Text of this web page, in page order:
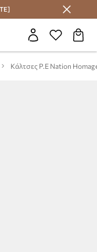
Κάλτσες P.E Nation